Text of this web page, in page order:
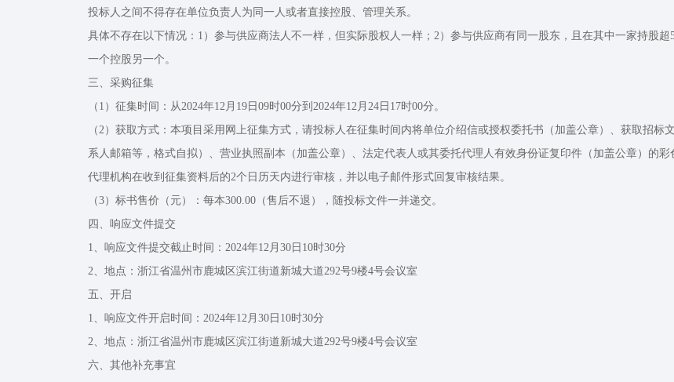
投标人之间不得存在单位负责人为同一人或者直接控股、管理关系。
具体不存在以下情况：1）参与供应商法人不一样，但实际股权人一样；2）参与供应商有同一股东，且在其中一家持股
一个控股另一个。
三、采购征集
（1）征集时间：从2024年12月19日09时00分到2024年12月24日17时00分。
（2）获取方式：本项目采用网上征集方式，请投标人在征集时间内将单位介绍信或授权委托书（加盖公章）、获取招
系人邮箱等，格式自拟）、营业执照副本（加盖公章）、法定代表人或其委托代理人有效身份证复印件（加盖公章）的彩
代理机构在收到征集资料后的2个日历天内进行审核，并以电子邮件形式回复审核结果。
（3）标书售价（元）：每本300.00（售后不退），随投标文件一并递交。
四、响应文件提交
1、响应文件提交截止时间：2024年12月30日10时30分
2、地点：浙江省温州市鹿城区滨江街道新城大道292号9楼4号会议室
五、开启
1、响应文件开启时间：2024年12月30日10时30分
2、地点：浙江省温州市鹿城区滨江街道新城大道292号9楼4号会议室
六、其他补充事宜